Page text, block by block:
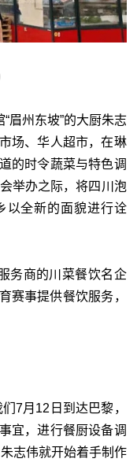
眉州东坡”的大厨朱志
场、华人超市，在琳
的时令蔬菜与特色调
举办之际，将四川泡
以全新的面貌进行诠
务商的川菜餐饮名企
事提供餐饮服务，
7月12日到达巴黎，
宜，进行餐厨设备调
志伟就开始着手制作